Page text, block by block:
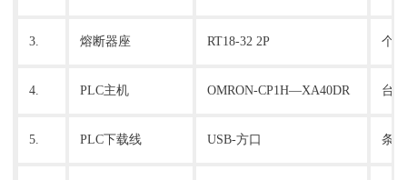
3. 熔断器座 RT18-32 2P 个
4. PLC主机 OMRON-CP1H—XA40DR 台
5. PLC下载线 USB-方口 条